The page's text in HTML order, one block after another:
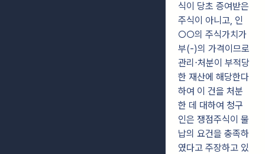
식이 당초 증여받은
주식이 아니고, 인
○○의 주식가치가
부(-)의 가격이므로
관리⋅처분이 부적당
한 재산에 해당한다
하여 이 건을 처분
한 데 대하여 청구
인은 쟁점주식이 물
납의 요건을 충족하
였다고 주장하고 있